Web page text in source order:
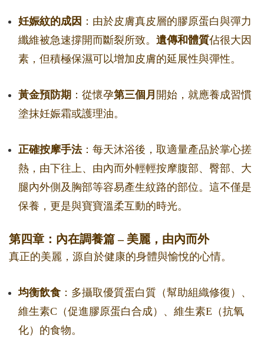
妊娠紋的成因 ：由於皮膚真皮層的膠原蛋白與彈力
纖維被急速撐開而斷裂所致。 遺傳和體質佔很大因
素，但積極保濕可以增加皮膚的延展性與彈性。
黃金預防期 ：從懷孕第三個月 開始，就應養成習慣
塗抹妊娠霜或護理油。
正確按摩手法：每天沐浴後，取適量產品於掌心搓
熱，由下往上、由內而外輕輕按摩腹部、臀部、大
腿內外側及胸部等容易產生紋路的部位。這不僅是
保養，更是與寶寶溫柔互動的時光。
第四章：內在調養篇 – 美麗，由內而外
真正的美麗，源自於健康的身體與愉悅的心情。
均衡飲食 ：多攝取優質蛋白質（幫助組織修復）、
維生素C（促進膠原蛋白合成）、維生素E（抗氧
化）的食物。